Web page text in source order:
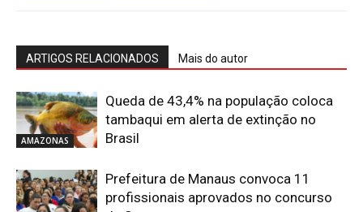
ARTIGOS RELACIONADOS Mais do autor
AMAZONAS
Queda de 43,4% na população coloca
tambaqui em alerta de extinção no
Brasil
Prefeitura de Manaus convoca 11
profissionais aprovados no concurso